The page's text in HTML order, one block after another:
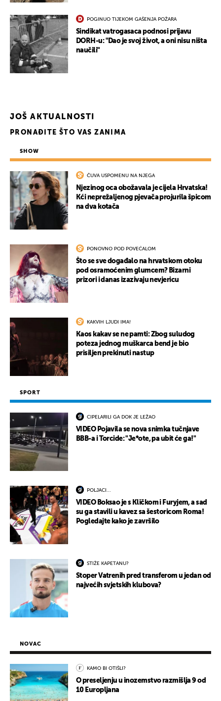
POGINUO TIJEKOM GAŠENJA POŽARA
Sindikat vatrogasaca podnosi prijavu
DORH-u: "Dao je svoj život, a oni nisu ništa
naučili"
JOŠ AKTUALNOSTI
PRONAĐITE ŠTO VAS ZANIMA
SHOW
ČUVA USPOMENU NA NJEGA
Njezinog oca obožavala je cijela Hrvatska!
Kći neprežaljenog pjevača projurila špicom
na dva kotača
PONOVNO POD POVEĆALOM
Što se sve događalo na hrvatskom otoku
pod osramoćenim glumcem? Bizarni
prizori i danas izazivaju nevjericu
KAKVIH LJUDI IMA!
Kaos kakav se ne pamti: Zbog suludog
poteza jednog muškarca bend je bio
prisiljen prekinuti nastup
SPORT
CIPELARILI GA DOK JE LEŽAO
VIDEO Pojavila se nova snimka tučnjave
BBB-a i Torcide: "Je*ote, pa ubit će ga!"
POLJACI...
VIDEO Boksao je s Kličkom i Furyjem, a sad
su ga stavili u kavez sa šestoricom Roma!
Pogledajte kako je završilo
STIŽE KAPETANU?
Stoper Vatrenih pred transferom u jedan od
najvećih svjetskih klubova?
NOVAC
KAMO BI OTIŠLI?
O preseljenju u inozemstvo razmišlja 9 od
10 Europljana